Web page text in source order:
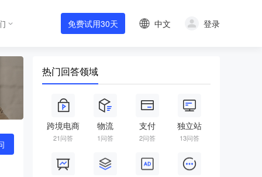
免费试用30天 中文 登录
热门回答领域
跨境电商
21问答
物流
1问答
支付
2问答
独立站
13问答